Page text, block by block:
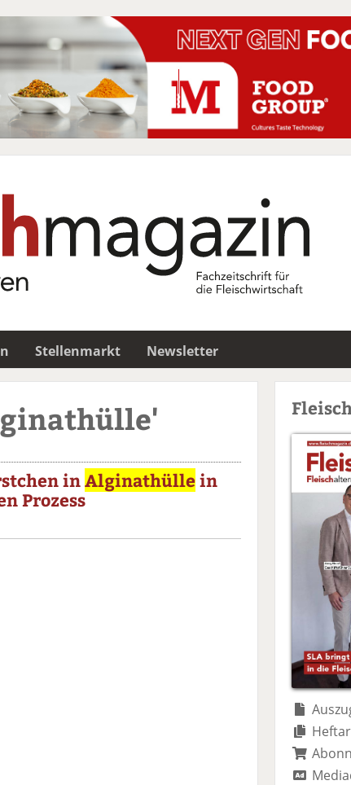
Stellenmarkt
Newsletter
inAlginathülle in
Prozess